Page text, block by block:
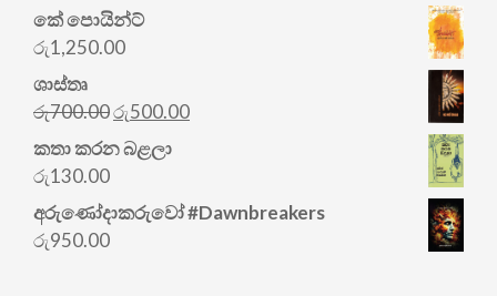
කේ පොයින්ට්
රු1,250.00
ශාස්තෘ
රු700.00Original
price
was:
රු500.00Current
කතා කරන බළලා
රු130.00
අරු‍ණෝදාකරුවෝ #Dawnbreakers
රු950.00